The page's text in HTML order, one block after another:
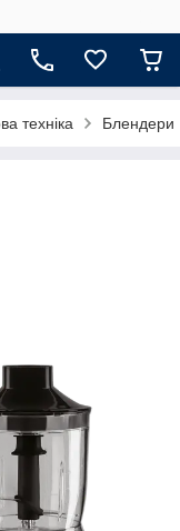
техніка Блендери